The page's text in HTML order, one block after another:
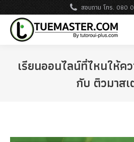
สอบถาม โทร. 080
เรียนออนไลน์ที่ไหนให้ค
กับ ติวมาส